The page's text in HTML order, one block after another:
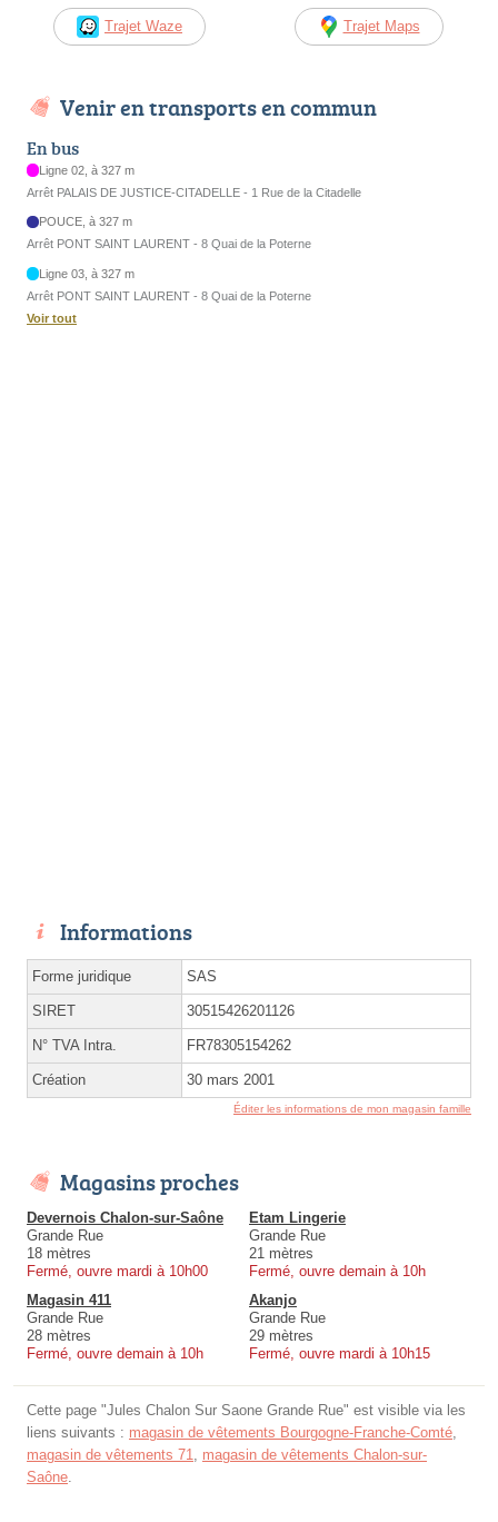
Trajet Waze Trajet Maps
Venir en transports en commun
En bus
Ligne 02, à 327 m
Arrêt PALAIS DE JUSTICE-CITADELLE - 1 Rue de la Citadelle
POUCE, à 327 m
Arrêt PONT SAINT LAURENT - 8 Quai de la Poterne
Ligne 03, à 327 m
Arrêt PONT SAINT LAURENT - 8 Quai de la Poterne
Voir tout
Informations
Forme juridique SAS
SIRET 30515426201126
N° TVA Intra. FR78305154262
Création 30 mars 2001
Éditer les informations de mon magasin famille
Magasins proches
Devernois Chalon-sur-Saône
Grande Rue
18 mètres
Fermé, ouvre mardi à 10h00
Etam Lingerie
Grande Rue
21 mètres
Fermé, ouvre demain à 10h
Magasin 411
Grande Rue
28 mètres
Fermé, ouvre demain à 10h
Akanjo
Grande Rue
29 mètres
Fermé, ouvre mardi à 10h15
Cette page "Jules Chalon Sur Saone Grande Rue" est visible via les
liens suivants : magasin de vêtements Bourgogne-Franche-Comté
magasin de vêtements 71
magasin de vêtements Chalon-sur-
Saône